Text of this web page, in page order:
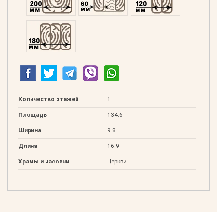
Клееный 180
Количество этажей 1
Площадь 134.6
Ширина 9.8
Длина 16.9
Храмы и часовни Церкви